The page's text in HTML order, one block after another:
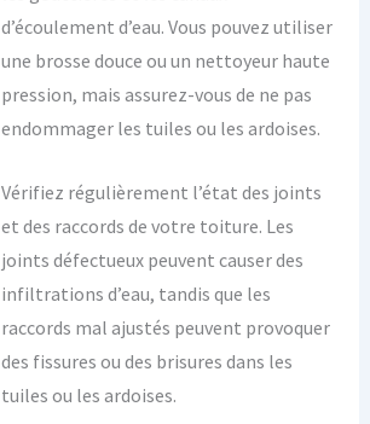
d’écoulement d’eau. Vous pouvez utiliser
une brosse douce ou un nettoyeur haute
pression, mais assurez-vous de ne pas
endommager les tuiles ou les ardoises.
Vérifiez régulièrement l’état des joints
et des raccords de votre toiture. Les
joints défectueux peuvent causer des
infiltrations d’eau, tandis que les
raccords mal ajustés peuvent provoquer
des fissures ou des brisures dans les
tuiles ou les ardoises.